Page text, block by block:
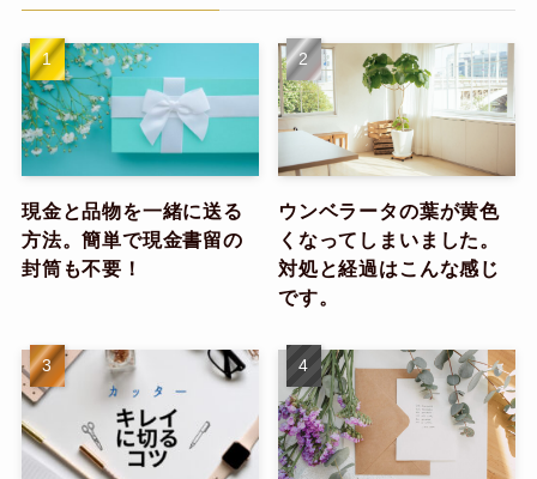
現金と品物を一緒に送る
方法。簡単で現金書留の
封筒も不要！
ウンベラータの葉が黄色
くなってしまいました。
対処と経過はこんな感じ
です。